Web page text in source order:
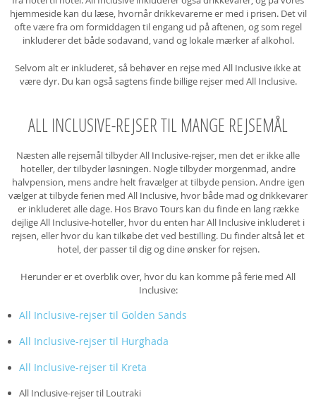
hjemmeside kan du læse, hvornår drikkevarerne er med i prisen. Det vil
ofte være fra om formiddagen til engang ud på aftenen, og som regel
inkluderer det både sodavand, vand og lokale mærker af alkohol.
Selvom alt er inkluderet, så behøver en rejse med All Inclusive ikke at
være dyr. Du kan også sagtens finde billige rejser med All Inclusive.
ALL INCLUSIVE-REJSER TIL MANGE REJSEMÅL
Næsten alle rejsemål tilbyder All Inclusive-rejser, men det er ikke alle
hoteller, der tilbyder løsningen. Nogle tilbyder morgenmad, andre
halvpension, mens andre helt fravælger at tilbyde pension. Andre igen
vælger at tilbyde ferien med All Inclusive, hvor både mad og drikkevarer
er inkluderet alle dage. Hos Bravo Tours kan du finde en lang række
dejlige All Inclusive-hoteller, hvor du enten har All Inclusive inkluderet i
rejsen, eller hvor du kan tilkøbe det ved bestilling. Du finder altså let et
hotel, der passer til dig og dine ønsker for rejsen.
Herunder er et overblik over, hvor du kan komme på ferie med All
Inclusive:
All Inclusive-rejser til Golden Sands
All Inclusive-rejser til Hurghada
All Inclusive-rejser til Kreta
All Inclusive-rejser til Loutraki